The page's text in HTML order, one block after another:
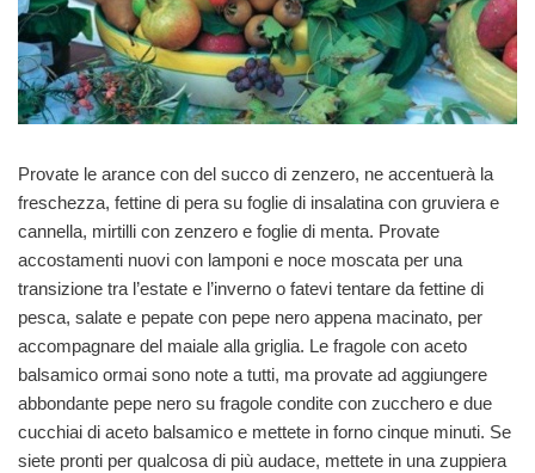
Provate le arance con del succo di zenzero, ne accentuerà la
freschezza, fettine di pera su foglie di insalatina con gruviera e
cannella, mirtilli con zenzero e foglie di menta. Provate
accostamenti nuovi con lamponi e noce moscata per una
transizione tra l’estate e l’inverno o fatevi tentare da fettine di
pesca, salate e pepate con pepe nero appena macinato, per
accompagnare del maiale alla griglia. Le fragole con aceto
balsamico ormai sono note a tutti, ma provate ad aggiungere
abbondante pepe nero su fragole condite con zucchero e due
cucchiai di aceto balsamico e mettete in forno cinque minuti. Se
siete pronti per qualcosa di più audace, mettete in una zuppiera